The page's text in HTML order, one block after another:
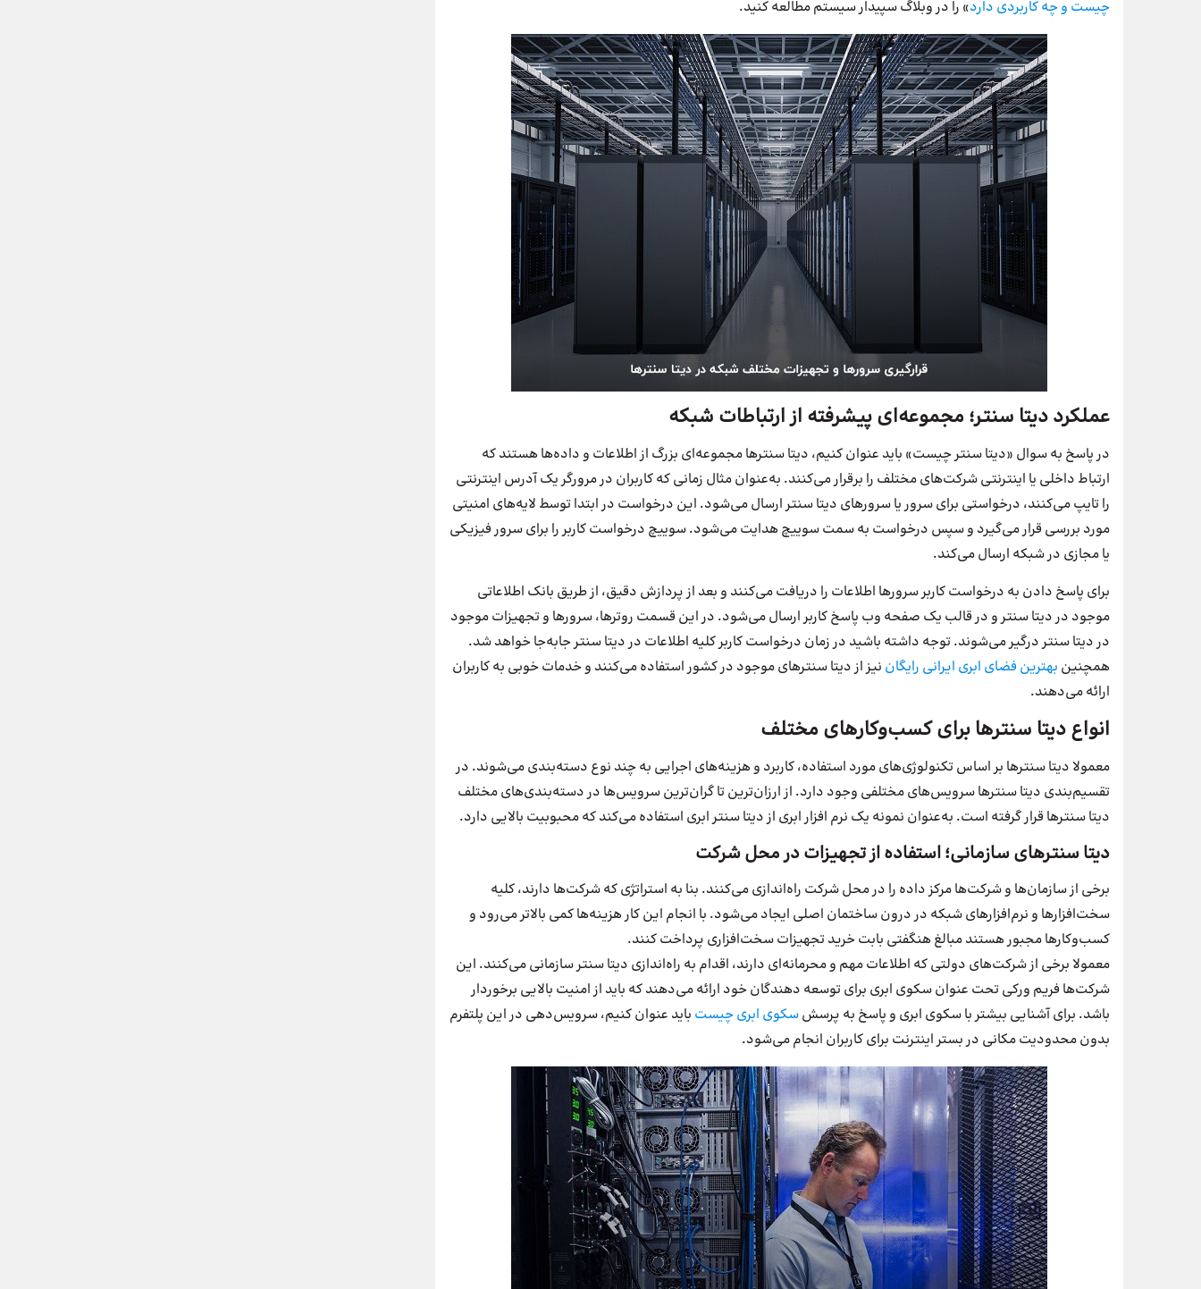
چیست و چه کاربردی دارد» را در وبلاگ سپیدار سیستم مطالعه کنید.
عملکرد دیتا سنتر؛ مجموعه‌ای پیشرفته از ارتباطات شبکه
در پاسخ به سوال «دیتا سنتر چیست» باید عنوان کنیم، دیتا سنترها مجموعه‌ای بزرگ از اطلاعات و داده‌ها هستند که
ارتباط داخلی یا اینترنتی شرکت‌های مختلف را برقرار می‌کنند. به‌عنوان مثال زمانی که کاربران در مرورگر یک آدرس اینترنتی
را تایپ می‌کنند، درخواستی برای سرور یا سرورهای دیتا سنتر ارسال می‌شود. این درخواست در ابتدا توسط لایه‌های امنیتی
مورد بررسی قرار می‌گیرد و سپس درخواست به سمت سوییچ هدایت می‌شود. سوییچ درخواست کاربر را برای سرور فیزیکی
یا مجازی در شبکه ارسال می‌کند.
برای پاسخ دادن به درخواست کاربر سرورها اطلاعات را دریافت می‌کنند و بعد از پردازش دقیق، از طریق بانک اطلاعاتی
موجود در دیتا سنتر و در قالب یک صفحه وب پاسخ کاربر ارسال می‌شود. در این قسمت روترها، سرورها و تجهیزات موجود
در دیتا سنتر درگیر می‌شوند. توجه داشته باشید در زمان درخواست کاربر کلیه اطلاعات در دیتا سنتر جابه‌جا خواهد شد.
همچنین بهترین فضای ابری ایرانی رایگان نیز از دیتا سنترهای موجود در کشور استفاده می‌کنند و خدمات خوبی به کاربران
ارائه می‌دهند.
انواع دیتا سنترها برای کسب‌و‌کارهای مختلف
معمولا دیتا سنترها بر اساس تکنولوژی‌های مورد استفاده، کاربرد و هزینه‌های اجرایی به چند نوع دسته‌بندی می‌شوند. در
تقسیم‌بندی دیتا سنترها سرویس‌های مختلفی وجود دارد. از ارزان‌ترین تا گران‌ترین سرویس‌ها در دسته‌بندی‌های مختلف
دیتا سنترها قرار گرفته است. به‌عنوان نمونه یک نرم افزار ابری از دیتا سنتر ابری استفاده می‌کند که محبوبیت بالایی دارد.
دیتا سنترهای سازمانی؛ استفاده از تجهیزات در محل شرکت‌
برخی از سازمان‌ها و شرکت‌ها مرکز داده را در محل شرکت راه‌اندازی می‌کنند. بنا به استراتژی که شرکت‌ها دارند، کلیه
سخت‌افزارها و نرم‌افزارهای شبکه در درون ساختمان اصلی ایجاد می‌شود. با انجام این کار هزینه‌ها کمی بالاتر می‌رود و
کسب‌وکارها مجبور هستند مبالغ هنگفتی بابت خرید تجهیزات سخت‌افزاری پرداخت کنند.
معمولا برخی از شرکت‌های دولتی که اطلاعات مهم و محرمانه‌ای دارند، اقدام به راه‌اندازی دیتا سنتر سازمانی می‌کنند. این
شرکت‌ها فریم ورکی تحت عنوان سکوی ابری برای توسعه دهندگان خود ارائه می‌دهند که باید از امنیت بالایی برخوردار
باشد. برای آشنایی بیشتر با سکوی ابری و پاسخ به پرسشسکوی ابری چیست باید عنوان کنیم، سرویس‌دهی در این پلتفرم
بدون محدودیت مکانی در بستر اینترنت برای کاربران انجام می‌شود.